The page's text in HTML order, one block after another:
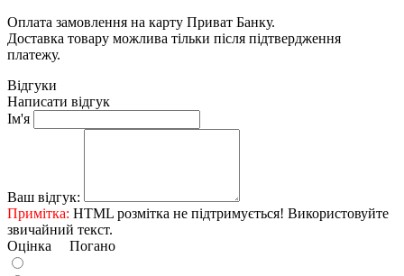
Оплата замовлення на карту Приват Банку.
Доставка товару можлива тільки після підтвердження
платежу.
Відгуки
Написати відгук
Ім'я
Ваш відгук:
Примітка: HTML розмітка не підтримується! Використовуйте
звичайний текст.
Оцінка Погано